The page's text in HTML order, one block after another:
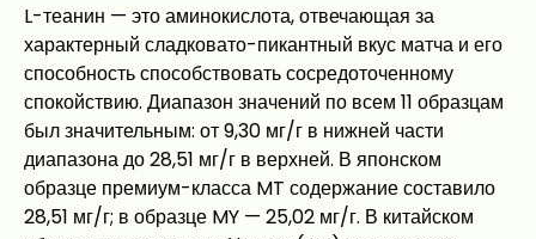
L-теанин — это аминокислота, отвечающая за
характерный сладковато-пикантный вкус матча и его
способность способствовать сосредоточенному
спокойствию. Диапазон значений по всем 11 образцам
был значительным: от 9,30 мг/г в нижней части
диапазона до 28,51 мг/г в верхней. В японском
образце премиум-класса MT содержание составило
28,51 мг/г; в образце MY — 25,02 мг/г. В китайском